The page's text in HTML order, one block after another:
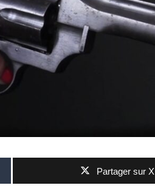
Partager sur X